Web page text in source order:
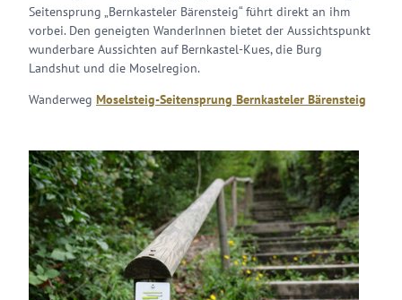
Seitensprung „Bernkasteler Bärensteig“ führt direkt an ihm
vorbei. Den geneigten WanderInnen bietet der Aussichtspunkt
wunderbare Aussichten auf Bernkastel-Kues, die Burg
Landshut und die Moselregion.
Wanderweg Moselsteig-Seitensprung Bernkasteler Bärensteig